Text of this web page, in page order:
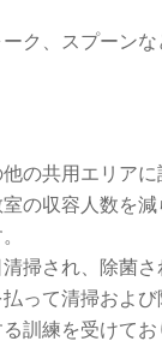
ク、スプーン
の共用エリアに
の収容人数を
掃され、除菌
って清掃および
訓練を受けて